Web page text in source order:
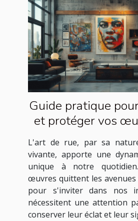
Guide pratique
et protéger vos
de rue à la
L'art de rue, par sa
vivante, apporte une
unique à notre
œuvres quittent les avenues
pour s'inviter dans nos
nécessitent une attention
conserver leur éclat et leur